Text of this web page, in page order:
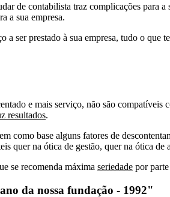
de contabilista traz complicações para
a sua empresa.
ser prestado à sua empresa, tudo o que
e mais serviço, não são
resultados.
como base alguns fatores de
quer na ótica de gestão, quer na ótica de
se recomenda máxima seriedade por
da nossa fundação - 1992"